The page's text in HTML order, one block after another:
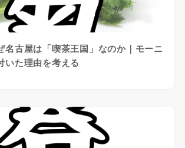
名古屋は「喫茶王国」なのか｜モーニ
いた理由を考える